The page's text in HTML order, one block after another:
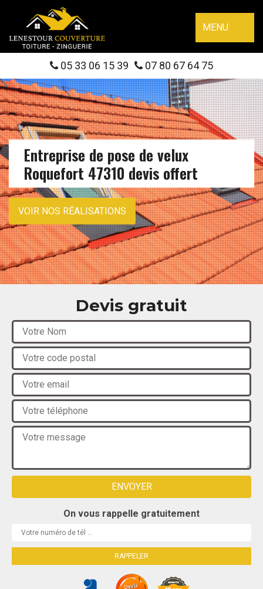
MENU
05 33 06 15 39 07 80 67 64 75
Entreprise de pose de velux
Roquefort 47310 devis offert
VOIR NOS RÉALISATIONS
Devis gratuit
On vous rappelle gratuitement